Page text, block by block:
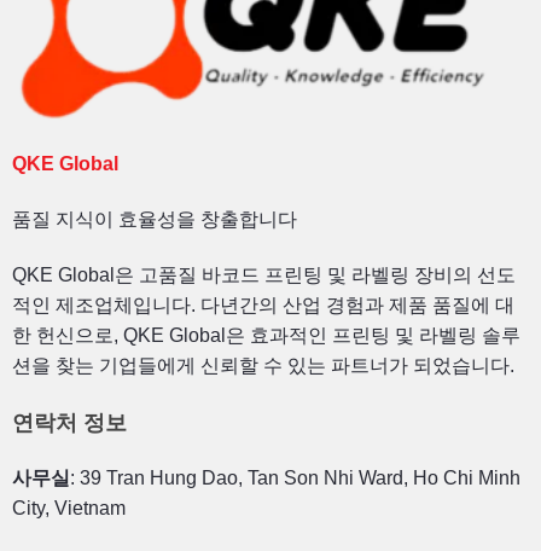
QKE Global
품질 지식이 효율성을 창출합니다
QKE Global은 고품질 바코드 프린팅 및 라벨링 장비의 선도
적인 제조업체입니다. 다년간의 산업 경험과 제품 품질에 대
한 헌신으로, QKE Global은 효과적인 프린팅 및 라벨링 솔루
션을 찾는 기업들에게 신뢰할 수 있는 파트너가 되었습니다.
연락처 정보
사무실 : 39 Tran Hung Dao, Tan Son Nhi Ward, Ho Chi Minh
City, Vietnam